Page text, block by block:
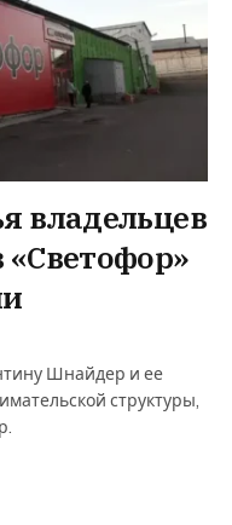
владельцев
«Светофор»
Шнайдер и ее
структуры,